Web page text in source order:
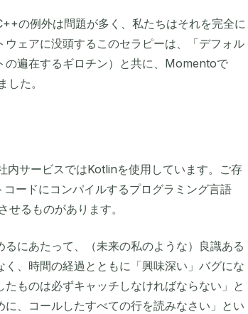
の例外は問題が多く、私たちはそれを完全に
ェアに没頭するこのセラピーは、「デフォル
の遍在するギロチン）と共に、Momentoで
た。
サービスではKotlinを使用しています。ご存
ードにコンパイルするプログラミング言語
るものがあります。
にあたって、（未来の私のような）良識ある
、時間の経過とともに「興味深い」バグにな
ものは必ずキャッチしなければならない」と
、コールしたすべての行を読みなさい」とい